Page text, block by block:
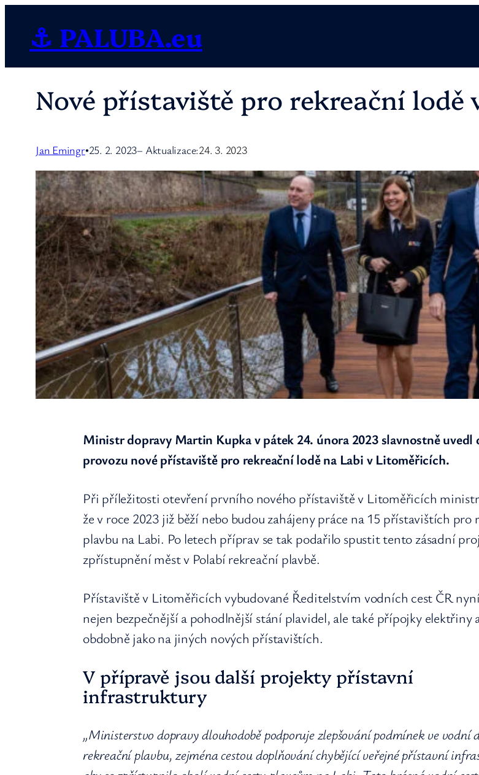
obsah
⚓ PALUBA.eu
Nové přístaviště pro rekreační
Jan Emingr•25. 2. 2023– Aktualizace:24. 3. 2023
Ministr dopravy Martin Kupka v pátek 24. února 2023 slavnostně uvedl
provozu nové přístaviště pro rekreační lodě na Labi v Litoměřicích.
Při příležitosti otevření prvního nového přístaviště v Litoměřicích
že v roce 2023 již běží nebo budou zahájeny práce na 15 přístavištích pro
plavbu na Labi. Po letech příprav se tak podařilo spustit tento zásadní
zpřístupnění měst v Polabí rekreační plavbě.
Přístaviště v Litoměřicích vybudované Ředitelstvím vodních cest ČR
nejen bezpečnější a pohodlnější stání plavidel, ale také přípojky elektřiny
obdobně jako na jiných nových přístavištích.
V přípravě jsou další projekty přístavní
infrastruktury
„Ministerstvo dopravy dlouhodobě podporuje zlepšování podmínek ve vodní
rekreační plavbu, zejména cestou doplňování chybějící veřejné přístavní